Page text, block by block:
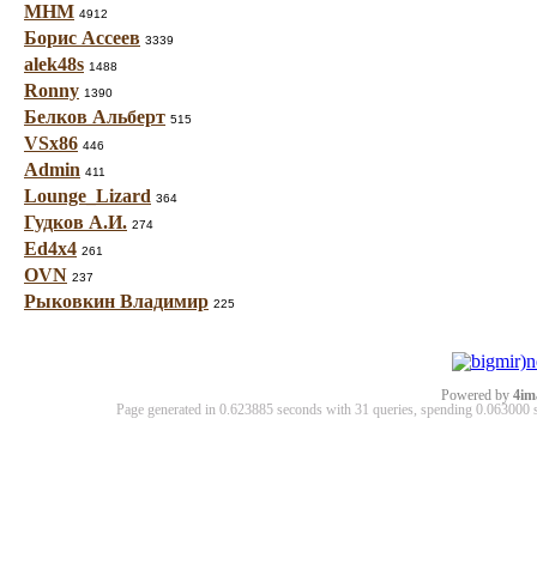
МНМ 4912
Борис Ассеев 3339
alek48s 1488
Ronny 1390
Белков Альберт 515
VSx86 446
Admin 411
Lounge_Lizard 364
Гудков А.И. 274
Ed4x4 261
OVN 237
Рыковкин Владимир 225
Powered by
Page generated in 0.623885 seconds with 31 queries, spending